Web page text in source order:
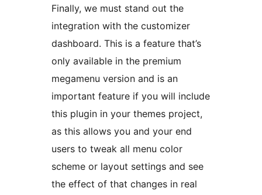
Finally, we must stand out the
integration with the customizer
dashboard. This is a feature that’s
only available in the premium
megamenu version and is an
important feature if you will include
this plugin in your themes project,
as this allows you and your end
users to tweak all menu color
scheme or layout settings and see
the effect of that changes in real